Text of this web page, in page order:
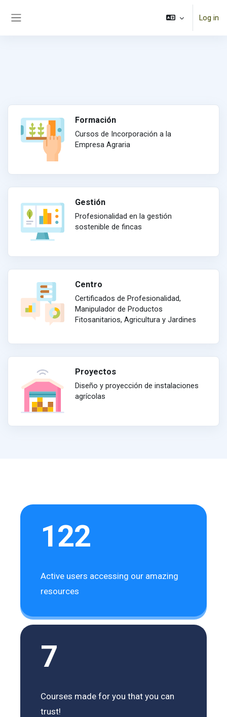
Log in
Formación
Cursos de Incorporación a la
Empresa Agraria
Gestión
Profesionalidad en la gestión
sostenible de fincas
Centro
Certificados de Profesionalidad,
Manipulador de Productos
Fitosanitarios, Agricultura y Jardines
Proyectos
Diseño y proyección de instalaciones
agrícolas
122
Active users accessing our amazing
resources
7
Courses made for you that you can
trust!